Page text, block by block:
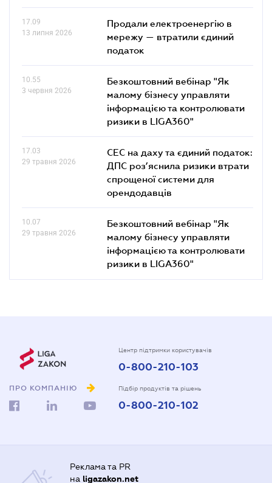
17.09
13 липня 2026
Продали електроенергію в
мережу — втратили єдиний
податок
10.55
3 червня 2026
Безкоштовний вебінар "Як
малому бізнесу управляти
інформацією та контролювати
ризики в LIGA360"
17.03
29 травня 2026
СЕС на даху та єдиний податок:
ДПС роз’яснила ризики втрати
спрощеної системи для
орендодавців
10.07
29 травня 2026
Безкоштовний вебінар "Як
малому бізнесу управляти
інформацією та контролювати
ризики в LIGA360"
ПРО КОМПАНІЮ
Центр підтримки користувачів
0-800-210-103
Підбір продуктів та рішень
0-800-210-102
Реклама та PR
на ligazakon.net